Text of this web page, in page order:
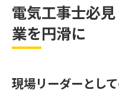
電気工事士必
業を円滑に
現場リーダーとし